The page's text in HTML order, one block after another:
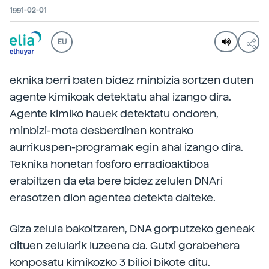
1991-02-01
EU
eknika berri baten bidez minbizia sortzen duten
agente kimikoak detektatu ahal izango dira.
Agente kimiko hauek detektatu ondoren,
minbizi-mota desberdinen kontrako
aurrikuspen-programak egin ahal izango dira.
Teknika honetan fosforo erradioaktiboa
erabiltzen da eta bere bidez zelulen DNAri
erasotzen dion agentea detekta daiteke.
Giza zelula bakoitzaren, DNA gorputzeko geneak
dituen zelularik luzeena da. Gutxi gorabehera
konposatu kimikozko 3 bilioi bikote ditu.